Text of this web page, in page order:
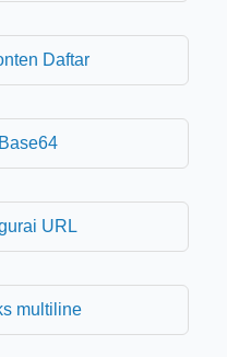
Daftar
URL
multiline